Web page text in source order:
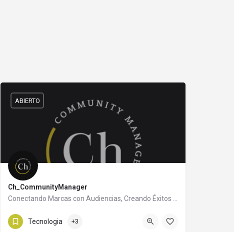
Ch_CommunityManager
Conectando Marcas con Audiencias, Creando Éxitos Digitales
3548407132
ABIERTO
Tecnologia +3